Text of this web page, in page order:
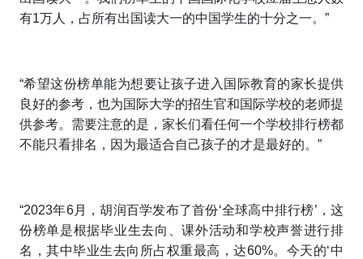
有1万人，占所有出国读大一的中国学生的十分之一。”
“希望这份榜单能为想要让孩子进入国际教育的家长提供
良好的参考，也为国际大学的招生官和国际学校的老师提
供参考。需要注意的是，家长们看任何一个学校排行榜都
不能只看排名，因为最适合自己孩子的才是最好的。”
“2023年6月，胡润百学发布了首份‘全球高中排行榜’，这
份榜单是根据毕业生去向、课外活动和学校声誉进行排
名，其中毕业生去向所占权重最高，达60%。今天的‘中